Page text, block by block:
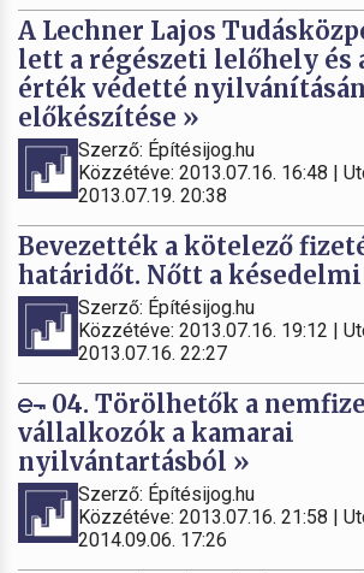
A Lechner Lajos
lett a régészeti lelőhely és
érték védetté
előkészítése »
Szerző: Építésijog.hu
Közzétéve: 2013.07.16. 16:48 |
2013.07.19. 20:38
Bevezették a kötelező
határidőt. Nőtt a
Szerző: Építésijog.hu
Közzétéve: 2013.07.16. 19:12 |
2013.07.16. 22:27
04. Törölhetők a
vállalkozók a kamarai
nyilvántartásból »
Szerző: Építésijog.hu
Közzétéve: 2013.07.16. 21:58 |
2014.09.06. 17:26